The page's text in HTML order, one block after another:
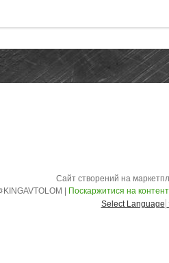
Сайт створений на
Поскаржитися на контент
Select Language